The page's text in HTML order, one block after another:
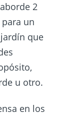
2
para un
que
u otro.
en los